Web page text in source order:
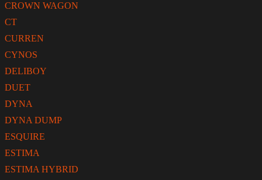
CROWN WAGON
CT
CURREN
CYNOS
DELIBOY
DUET
DYNA
DYNA DUMP
ESQUIRE
ESTIMA
ESTIMA HYBRID